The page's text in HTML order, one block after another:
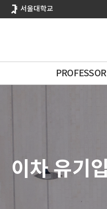
로
서울대학교
PROFESSOR